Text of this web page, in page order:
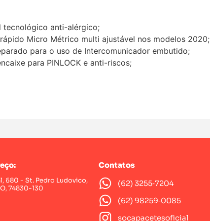
tecnológico anti-alérgico;
Micro Métrico multi ajustável nos modelos 2020;
para o uso de Intercomunicador embutido;
para PINLOCK e anti-riscos;
680 - St. Pedro Ludovico,
74830-130
Contatos
(62) 3255‑7204‬
(62) 98259‑0085‬
socapacetesoficial